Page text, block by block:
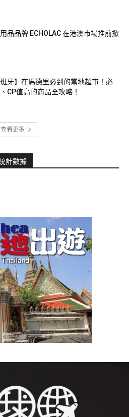
品品牌 ECHOLAC 在港澳市場推前掀
班牙】在馬德里必到的當地超市！必
CP值高的商品全攻略！
查看更多
計數據